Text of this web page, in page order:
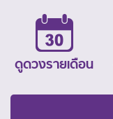
ดูดวงรายเดือน